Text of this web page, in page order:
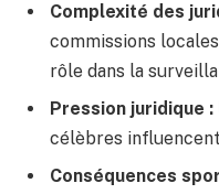
Complexité des
commissions
rôle dans la
Pression juridique :
célèbres
Conséquences